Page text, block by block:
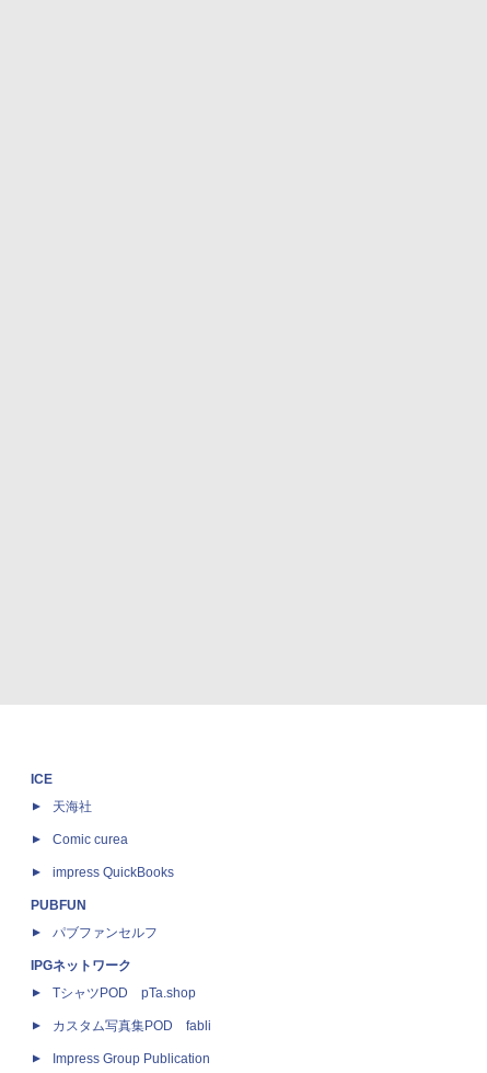
ICE
天海社
Comic curea
impress QuickBooks
PUBFUN
パブファンセルフ
IPGネットワーク
TシャツPOD pTa.shop
カスタム写真集POD fabli
Impress Group Publication